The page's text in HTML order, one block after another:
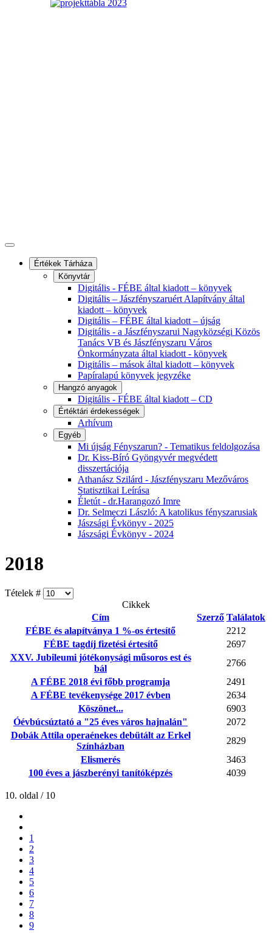
Értékek Tárháza
Könyvtár
Digitális - FÉBE által kiadott – könyvek
Digitális – Jászfényszaruért Alapítvány által
kiadott – könyvek
Digitális – FÉBE által kiadott – újság
Digitális - a Jászfényszarui Nagyközségi Közös
Tanács VB és Jászfényszaru Város
Önkormányzata által kiadott - könyvek
Digitális – mások által kiadott – könyvek
Papíralapú könyvek jegyzéke
Hangzó anyagok
Digitális - FÉBE által kiadott – CD
Értéktári érdekességek
Arhívum
Egyéb
Mi újság Fényszarun? - Tematikus feldolgozása
Dr. Kiss-Bíró Gyöngyvér megvédett
disszertációja
Athanász Szilárd - Jászfényszaru Mezőváros
Statisztikai Leírása
Életút - dr.Harangozó Imre
Dr. Selmeczi László: A katolikus fényszarusiak
Jászsági Évkönyv - 2025
Jászsági Évkönyv - 2024
2018
Tételek #
Cikkek
Cím
Szerző Találatok
FÉBE és alapítványa 1 %-os értesítő
2212
FÉBE tagdíj fizetési értesítő
2697
XXV. Jubileumi jótékonysági műsoros est és
bál
2766
A FÉBE 2018 évi főbb programja
2491
A FÉBE tevékenysége 2017 évben
2634
Köszönet...
6903
Óévbúcsúztató a "25 éves város hajnalán"
2072
Dobák Attila operaénekes debütált az Erkel
Színházban
2829
Elismerés
3463
100 éves a jászberényi tanítóképzés
4039
10. oldal / 10
1
2
3
4
5
6
7
8
9